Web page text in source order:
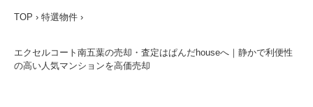
TOP › 特選物件 ›
エクセルコート南五葉の売却・査定はぱんだhouseへ｜静かで利便性
の高い人気マンションを高価売却